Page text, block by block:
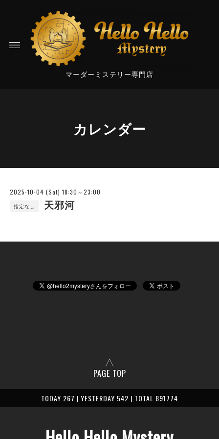
マーダーミステリー専門店
カレンダー
2025-10-04 (Sat) 18:30～23:00
指定なし 天邪河
PAGE TOP
TODAY 267 | YESTERDAY 542 | TOTAL 891774